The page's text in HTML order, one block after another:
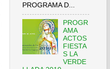
PROGRAMA D...
PROGR
AMA
ACTOS
FIESTA
S LA
VERDE